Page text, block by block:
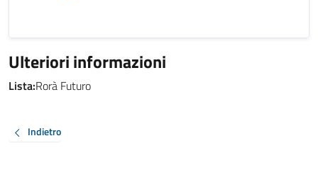
Ulteriori informazioni
Lista:Rorà Futuro
Indietro